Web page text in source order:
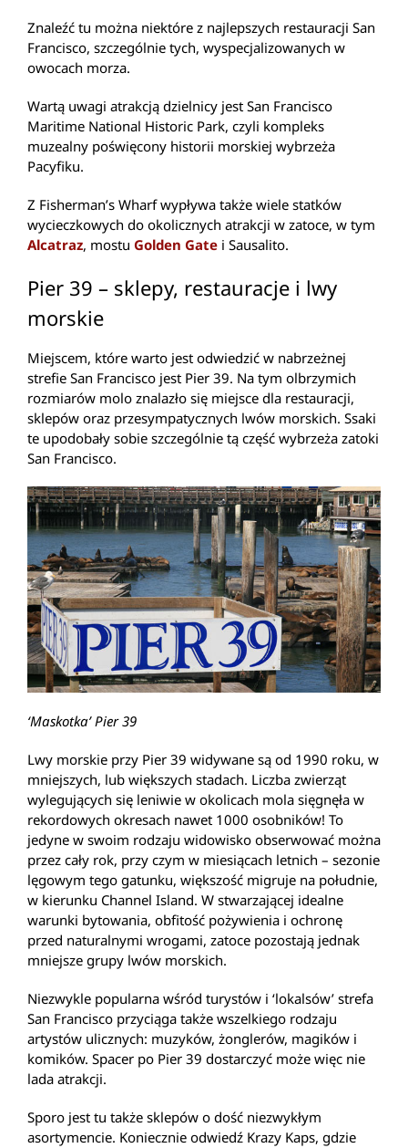
Znaleźć tu można niektóre z najlepszych restauracji San
Francisco, szczególnie tych, wyspecjalizowanych w
owocach morza.
Wartą uwagi atrakcją dzielnicy jest San Francisco
Maritime National Historic Park, czyli kompleks
muzealny poświęcony historii morskiej wybrzeża
Pacyfiku.
Z Fisherman’s Wharf wypływa także wiele statków
wycieczkowych do okolicznych atrakcji w zatoce, w tym
Alcatraz, mostu Golden Gate i Sausalito.
Pier 39 – sklepy, restauracje i lwy
morskie
Miejscem, które warto jest odwiedzić w nabrzeżnej
strefie San Francisco jest Pier 39. Na tym olbrzymich
rozmiarów molo znalazło się miejsce dla restauracji,
sklepów oraz przesympatycznych lwów morskich. Ssaki
te upodobały sobie szczególnie tą część wybrzeża zatoki
San Francisco.
‘Maskotka’ Pier 39
Lwy morskie przy Pier 39 widywane są od 1990 roku, w
mniejszych, lub większych stadach. Liczba zwierząt
wylegujących się leniwie w okolicach mola sięgnęła w
rekordowych okresach nawet 1000 osobników! To
jedyne w swoim rodzaju widowisko obserwować można
przez cały rok, przy czym w miesiącach letnich – sezonie
lęgowym tego gatunku, większość migruje na południe,
w kierunku Channel Island. W stwarzającej idealne
warunki bytowania, obfitość pożywienia i ochronę
przed naturalnymi wrogami, zatoce pozostają jednak
mniejsze grupy lwów morskich.
Niezwykle popularna wśród turystów i ‘lokalsów’ strefa
San Francisco przyciąga także wszelkiego rodzaju
artystów ulicznych: muzyków, żonglerów, magików i
komików. Spacer po Pier 39 dostarczyć może więc nie
lada atrakcji.
Sporo jest tu także sklepów o dość niezwykłym
asortymencie. Koniecznie odwiedź Krazy Kaps, gdzie